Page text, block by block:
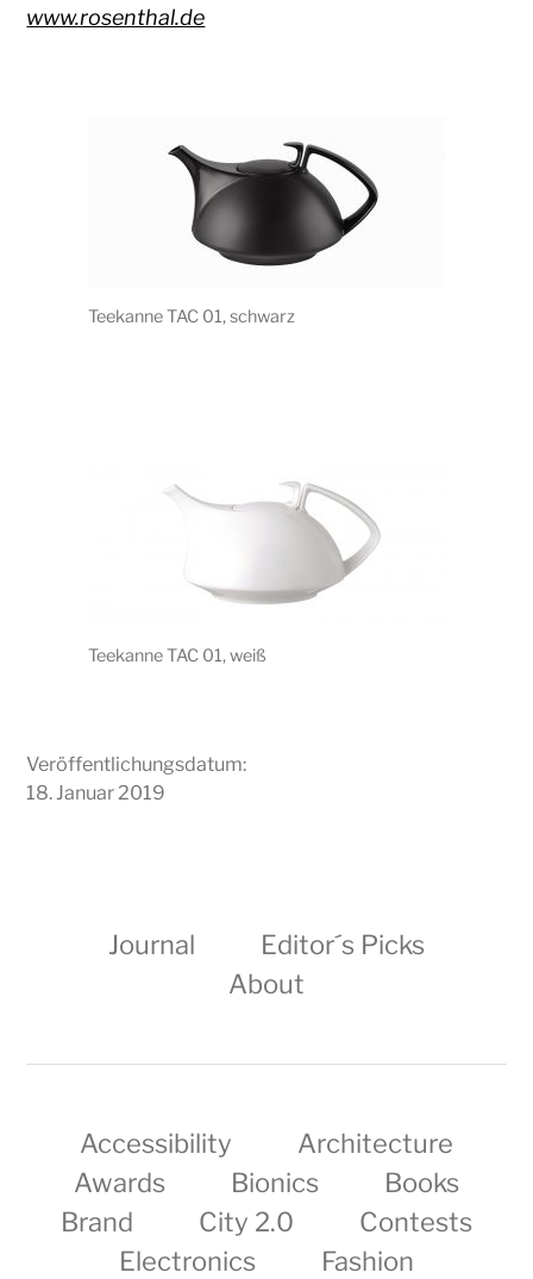
www.rosenthal.de
Teekanne TAC 01, schwarz
Teekanne TAC 01, weiß
Veröffentlichungsdatum:
18. Januar 2019
Journal
Editor´s Picks
About
Accessibility
Architecture
Awards
Bionics
Books
Brand
City 2.0
Contests
Electronics
Fashion